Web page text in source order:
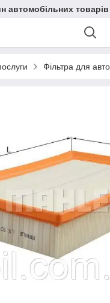
автомобільних товарів
Фільтра для